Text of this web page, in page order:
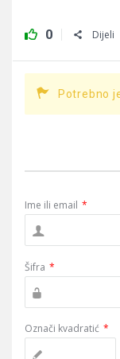
0 Dijeli
Potrebno
Ime ili email *
Šifra *
Označi kvadratić *